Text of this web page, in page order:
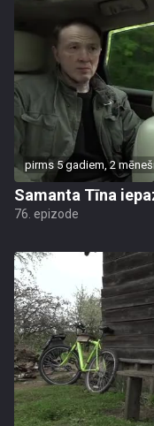
pirms 5 gadiem, 2
Samanta Tīna
76. epizode